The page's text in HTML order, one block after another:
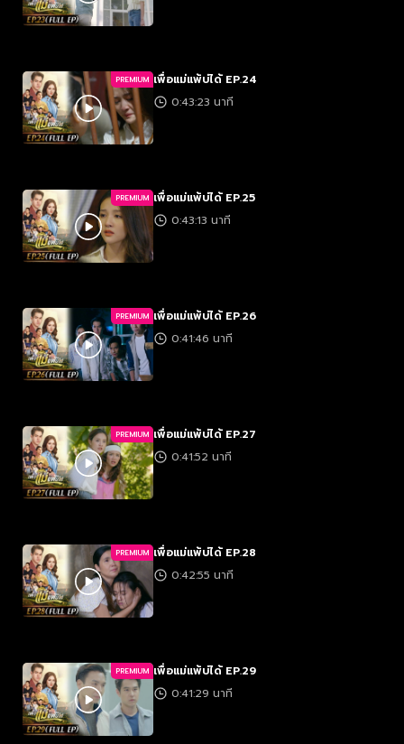
PREMIUM เพื่อแม่แพ้บ่ได้ EP.24
0:43:23 นาที
PREMIUM เพื่อแม่แพ้บ่ได้ EP.25
0:43:13 นาที
PREMIUM เพื่อแม่แพ้บ่ได้ EP.26
0:41:46 นาที
PREMIUM เพื่อแม่แพ้บ่ได้ EP.27
0:41:52 นาที
PREMIUM เพื่อแม่แพ้บ่ได้ EP.28
0:42:55 นาที
PREMIUM เพื่อแม่แพ้บ่ได้ EP.29
0:41:29 นาที